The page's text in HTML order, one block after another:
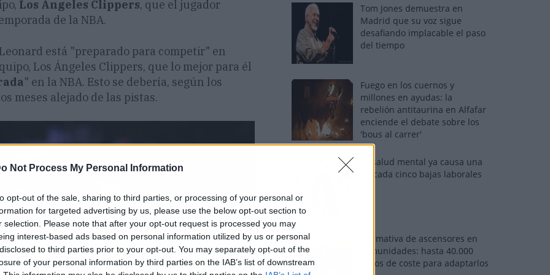
Not Process My Personal Information
opt-out of the sale, sharing to third parties, or processing of your personal or
for targeted advertising by us, please use the below opt-out section to
selection. Please note that after your opt-out request is processed you may
interest-based ads based on personal information utilized by us or personal
to third parties prior to your opt-out. You may separately opt-out of the
of your personal information by third parties on the IAB’s list of downstream
Los Angeles Clippers, que el jugador
de la NBA.
está "preparado para competir" en
Los Ángeles Clippers, que lo mejor para él
" en la NBA. Esto se debería, según los
meses alejado de las pistas.
Tom Jones demuestra en
Madrid que su voz sigue
desafiando implacable el paso
del tiempo
Fuego en los cuernos y
millones en ayudas: la
rebelión antitaurina en Alfafar
enciende el debate sobre los
'bous al carrer'
La salud mental ya causa una
de cada cinco bajas laborales
Normativa de ascensores en
comunidades: hasta 40.000
euros de coste para adaptarlos